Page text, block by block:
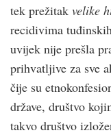
tek prežitak velike
recidivima
uvijek nije prešla
prihvatljive za sve
čije su
države, društvo
takvo društvo